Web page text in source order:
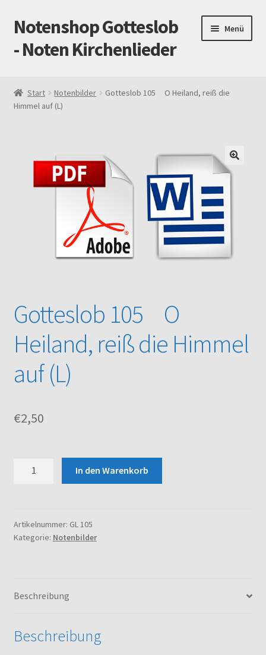
Zur
Navigation
springen
Zum
Inhalt
springen
Notenshop Gotteslob
- Noten Kirchenlieder
Menü
AGB
Cookie-Richtlinie (EU)
Gotteslob alt / neu
Versand und Zahlungsbedingungen
Start Notenbilder
Gotteslob 105 O Heiland, reiß die
Himmel auf (L)
Gotteslob 105 O
Heiland, reiß die Himmel
auf (L)
€2,50
reiß
die
Menge
In den Warenkorb
Artikelnummer: GL 105
Kategorie: Notenbilder
Beschreibung
Beschreibung